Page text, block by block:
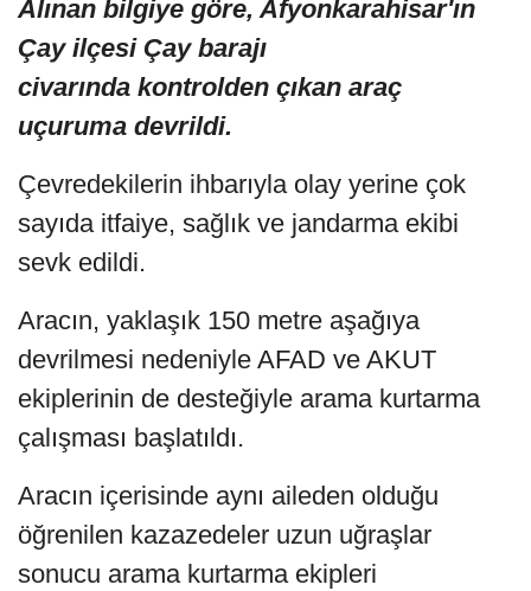
Alınan bilgiye göre, Afyonkarahisar'ın
Çay ilçesi Çay barajı
civarında kontrolden çıkan araç
uçuruma devrildi.
Çevredekilerin ihbarıyla olay yerine çok
sayıda itfaiye, sağlık ve jandarma ekibi
sevk edildi.
Aracın, yaklaşık 150 metre aşağıya
devrilmesi nedeniyle AFAD ve AKUT
ekiplerinin de desteğiyle arama kurtarma
çalışması başlatıldı.
Aracın içerisinde aynı aileden olduğu
öğrenilen kazazedeler uzun uğraşlar
sonucu arama kurtarma ekipleri